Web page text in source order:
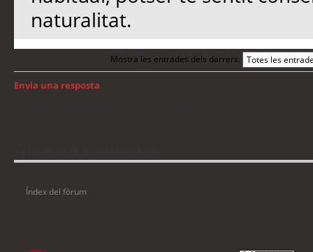
naturalitat.
Mostra les entrades dels darrers:
Envia una resposta
Índex del fòrum